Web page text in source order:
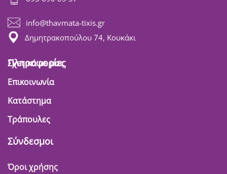
info@thavmata-tixis.gr
Δημητρακοπούλου 74, Κουκάκι
Πληροφορίες
Σχετικά με μας
Επικοινωνία
Κατάστημα
Τράπουλες
Σύνδεσμοι
Όροι χρήσης